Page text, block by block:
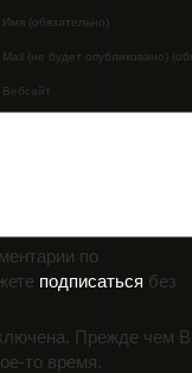
Имя (обязательно)
Mail (не будет опубликовано)
Вебсайт
по
подписаться без
Прежде чем
то время.